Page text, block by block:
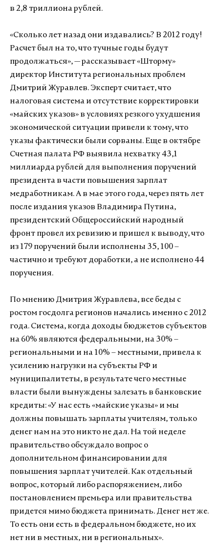
в 2,8 триллиона рублей.
«Сколько лет назад они издавались? В 2012 году!
Расчет был на то, что тучные годы будут
продолжаться», — рассказывает «Шторму»
директор Института региональных проблем
Дмитрий Журавлев. Эксперт считает, что
налоговая система и отсутствие корректировки
«майских указов» в условиях резкого ухудшения
экономической ситуации привели к тому, что
указы фактически были сорваны. Еще в октябре
Счетная палата РФ выявила нехватку 43,1
миллиарда рублей для выполнения поручений
президента в части повышения зарплат
медработникам. А в мае этого года, через пять лет
после издания указов Владимира Путина,
президентский Общероссийский народный
фронт провел их ревизию и пришел к выводу, что
из 179 поручений были исполнены 35, 100 –
частично и требуют доработки, а не исполнено 44
поручения.
По мнению Дмитрия Журавлева, все беды с
ростом госдолга регионов начались именно с 2012
года. Система, когда доходы бюджетов субъектов
на 60% являются федеральными, на 30% –
региональными и на 10% – местными, привела к
усилению нагрузки на субъекты РФ и
муниципалитеты, в результате чего местные
власти были вынуждены залезать в банковские
кредиты: «У нас есть «майские указы» и мы
должны повышать зарплаты учителям, только
денег нам на это никто не дал. На той неделе
правительство обсуждало вопрос о
дополнительном финансировании для
повышения зарплат учителей. Как отдельный
вопрос, который либо распоряжением, либо
постановлением премьера или правительства
придется мимо бюджета принимать. Денег нет же.
То есть они есть в федеральном бюджете, но их
нет ни в местных, ни в региональных».